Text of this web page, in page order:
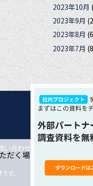
2023年10月
2023年9月
2023年8月
2023年7月
い合わせ
す。
く場合は、クッキーの